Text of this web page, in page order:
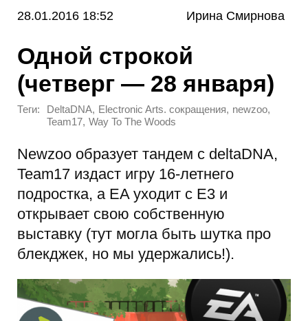
28.01.2016 18:52 Ирина Смирнова
Одной строкой
(четверг — 28 января)
Теги: DeltaDNA, Electronic Arts. сокращения, newzoo,
Team17, Way To The Woods
Newzoo образует тандем с deltaDNA,
Team17 издаст игру 16-летнего
подростка, а EA уходит с E3 и
открывает свою собственную
выставку (тут могла быть шутка про
блекджек, но мы удержались!).